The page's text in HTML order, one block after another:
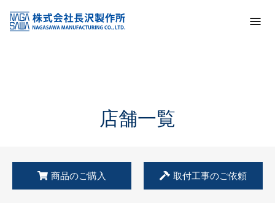
KSS加盟店・取扱店情報
店舗一覧
店舗一覧
商品のご購入 取付工事のご依頼